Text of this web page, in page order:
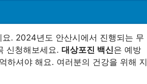
. 2024년도 안산시에서 진행되는 무
신청해보세요. 대상포진 백신은 예방
하셔야 해요. 여러분의 건강을 위해 지